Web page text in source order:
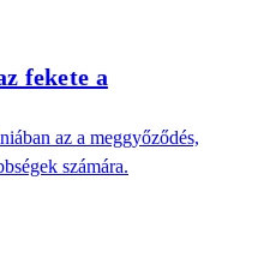
fekete a
az a meggyőződés,
számára.